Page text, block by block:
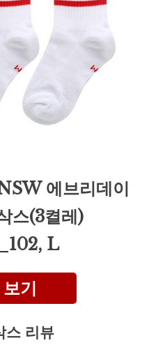
에브리데이
스(3켤레)
L
기
스 리뷰